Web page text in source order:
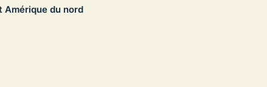
Amérique du nord